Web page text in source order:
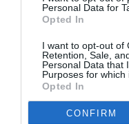
Personal Data for
Opted In
I want to opt-out of
Retention, Sale,
Personal Data that
Purposes for which
Opted In
CONFIRM
Newsletter
την Τέχνη και τον